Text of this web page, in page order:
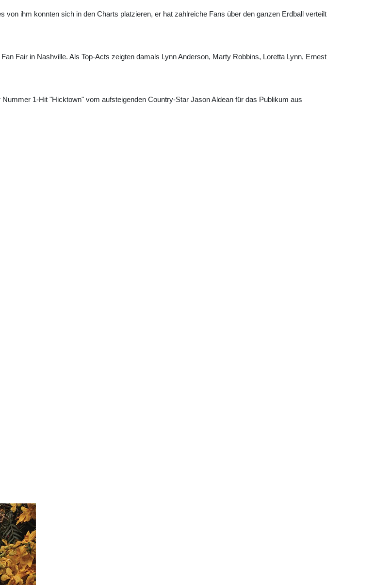
von ihm konnten sich in den Charts platzieren, er hat zahlreiche Fans über den ganzen Erdball verteilt
Fair in Nashville. Als Top-Acts zeigten damals Lynn Anderson, Marty Robbins, Loretta Lynn, Ernest
1-Hit "Hicktown" vom aufsteigenden Country-Star Jason Aldean für das Publikum aus